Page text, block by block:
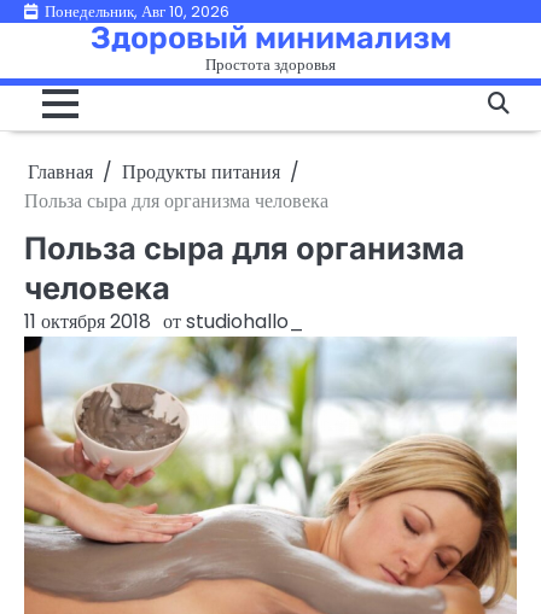
ПерейтиПонедельник, Авг 10, 2026
Здоровый минимализм
Простота здоровья
Главная
Продукты питания
Польза сыра для организма человека
Польза сыра для организма
человека
11 октября 2018 отstudiohallo_